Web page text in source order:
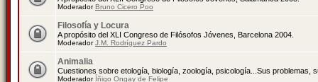
ModeradorBruno Cicero Poo
Filosofía y Locura
A propósito del XLI Congreso de Filósofos Jóvenes, Barcelona 2004.
ModeradorJ.M. Rodríguez Pardo
Animalia
Cuestiones sobre etología, biología, zoología, psicología...Sus problemas,
Moderador Íñigo Ongay de Felipe